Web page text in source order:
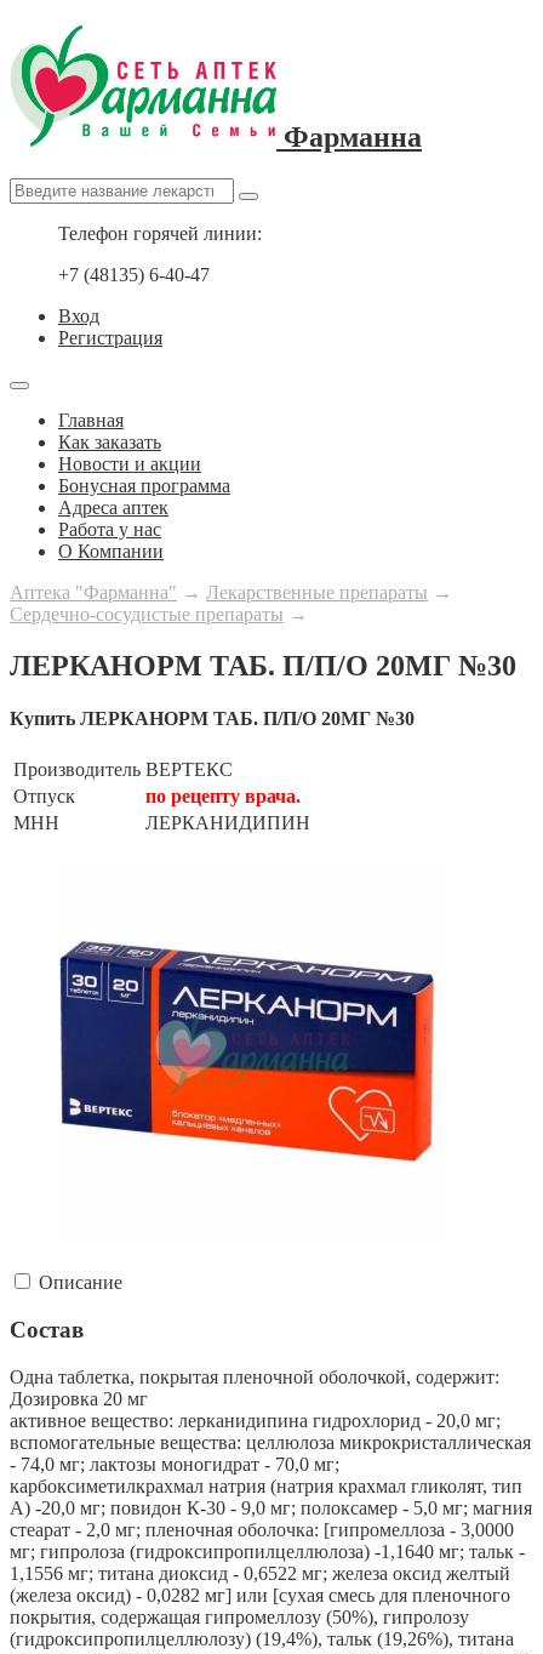
Фарманна
Телефон горячей линии:
+7 (48135) 6-40-47
Вход
Регистрация
Главная
Как заказать
Новости и акции
Бонусная программа
Адреса аптек
Работа у нас
О Компании
Аптека "Фарманна" → Лекарственные препараты →
Сердечно-сосудистые препараты →
ЛЕРКАНОРМ ТАБ. П/П/О 20МГ №30
Купить ЛЕРКАНОРМ ТАБ. П/П/О 20МГ №30
Производитель ВЕРТЕКС
Отпуск
по рецепту врача.
МНН
ЛЕРКАНИДИПИН
Описание
Состав
Одна таблетка, покрытая пленочной оболочкой, содержит:
Дозировка 20 мг
активное вещество: лерканидипина гидрохлорид - 20,0 мг;
вспомогательные вещества: целлюлоза микрокристаллическая
- 74,0 мг; лактозы моногидрат - 70,0 мг;
карбоксиметилкрахмал натрия (натрия крахмал гликолят, тип
А) -20,0 мг; повидон К-30 - 9,0 мг; полоксамер - 5,0 мг; магния
стеарат - 2,0 мг; пленочная оболочка: [гипромеллоза - 3,0000
мг; гипролоза (гидроксипропилцеллюлоза) -1,1640 мг; тальк -
1,1556 мг; титана диоксид - 0,6522 мг; железа оксид желтый
(железа оксид) - 0,0282 мг] или [сухая смесь для пленочного
покрытия, содержащая гипромеллозу (50%), гипролозу
(гидроксипропилцеллюлозу) (19,4%), тальк (19,26%), титана